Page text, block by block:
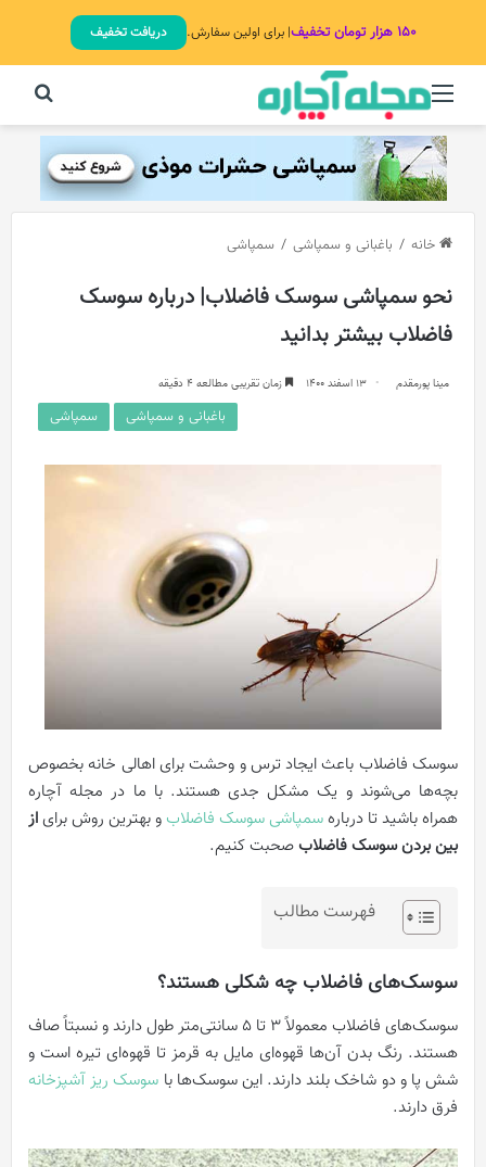
۱۵۰ هزار تومان تخفیف | برای اولین سفارش. دریافت تخفیف
منو
خانه / باغبانی و سمپاشی / سمپاشی
نحو سمپاشی سوسک فاضلاب| درباره سوسک
فاضلاب بیشتر بدانید
مینا پورمقدم 13 اسفند 1400 زمان تقریبی مطالعه 4 دقیقه
باغبانی و سمپاشی سمپاشی
سوسک فاضلاب باعث ایجاد ترس و وحشت برای اهالی خانه بخصوص
بچه‌ها می‌شوند و یک مشکل جدی هستند. با ما در مجله آچاره
همراه باشید تا دربارهسمپاشی سوسک فاضلابو بهترین روش برایاز
بین بردن سوسک فاضلابصحبت کنیم.
فهرست مطالب
سوسک‌های فاضلاب چه شکلی هستند؟
سوسک‌های فاضلاب معمولاً 3 تا 5 سانتی‌متر طول دارند و نسبتاً صاف
هستند. رنگ بدن آن‌ها قهوه‌ای مایل به قرمز تا قهوه‌ای تیره است و
شش پا و دو شاخک بلند دارند. این سوسک‌ها با سوسک ریز آشپزخانه
فرق دارند.